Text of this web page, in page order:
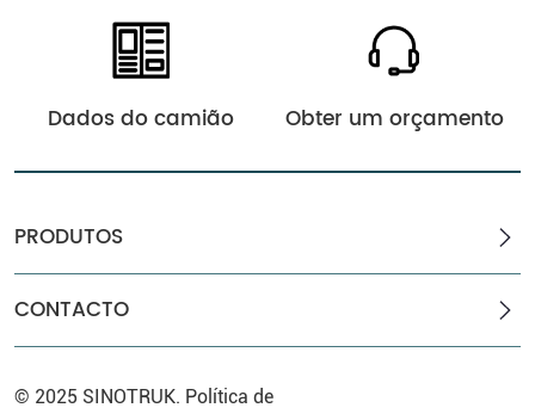
Dados do camião Obter um orçamento
PRODUTOS
CONTACTO
© 2025 SINOTRUK. Política de